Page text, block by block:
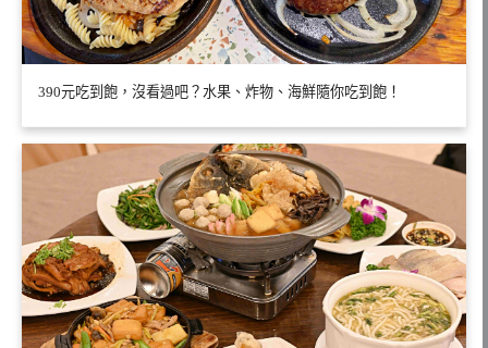
390元吃到飽，沒看過吧？水果、炸物、海鮮隨你吃到飽！